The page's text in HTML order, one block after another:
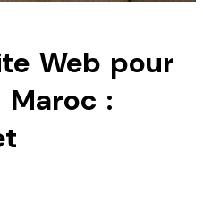
Web pour
Maroc :